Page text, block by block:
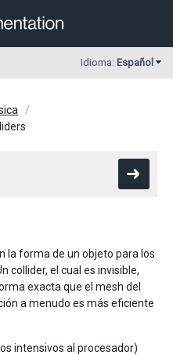
Idioma: Español
la forma de un objeto para los
collider, el cual es invisible,
exacta que el mesh del
a menudo es más eficiente
intensivos al procesador)